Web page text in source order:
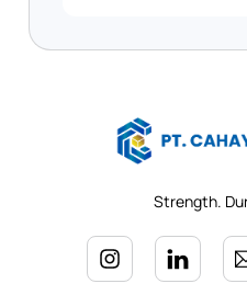
Strength.